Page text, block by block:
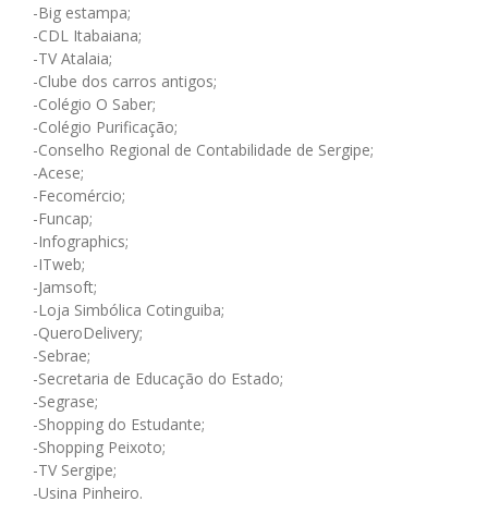
-Big estampa;
-CDL Itabaiana;
-TV Atalaia;
-Clube dos carros antigos;
-Colégio O Saber;
-Colégio Purificação;
-Conselho Regional de Contabilidade de Sergipe;
-Acese;
-Fecomércio;
-Funcap;
-Infographics;
-ITweb;
-Jamsoft;
-Loja Simbólica Cotinguiba;
-QueroDelivery;
-Sebrae;
-Secretaria de Educação do Estado;
-Segrase;
-Shopping do Estudante;
-Shopping Peixoto;
-TV Sergipe;
-Usina Pinheiro.